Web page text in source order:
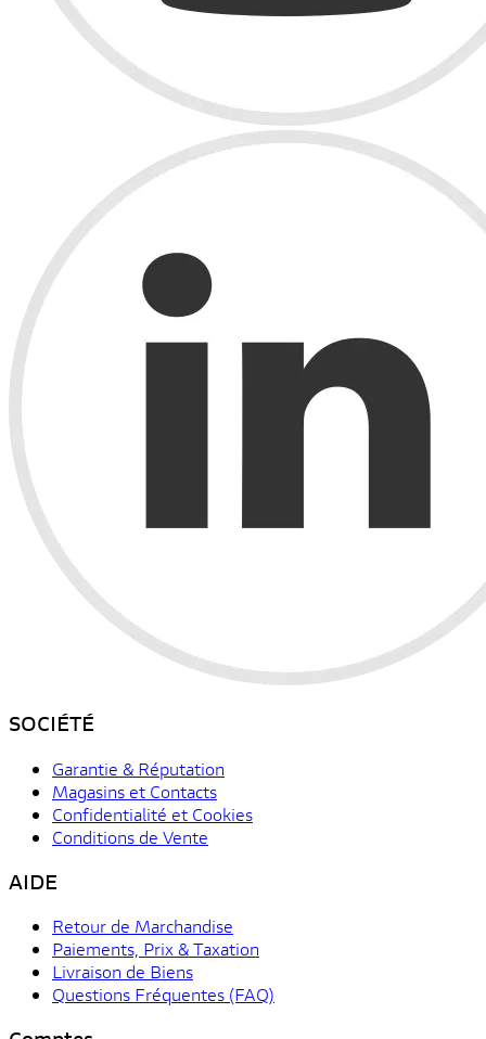
SOCIÉTÉ
Garantie & Réputation
Magasins et Contacts
Confidentialité et Cookies
Conditions de Vente
AIDE
Retour de Marchandise
Paiements, Prix & Taxation
Livraison de Biens
Questions Fréquentes (FAQ)